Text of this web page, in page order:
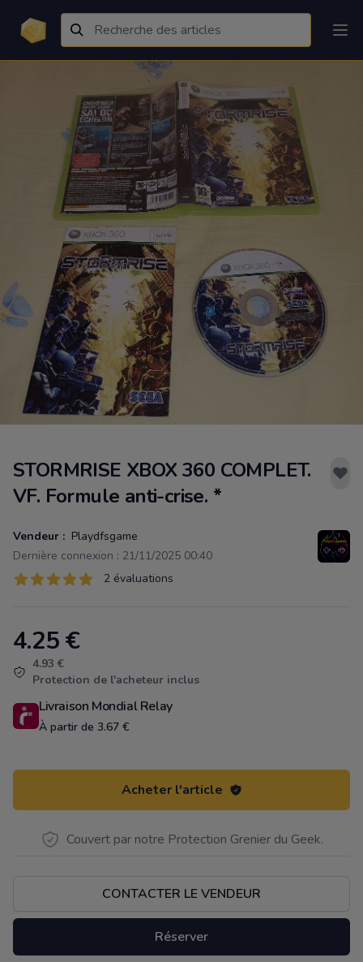
STORMRISE XBOX 360 COMPLET.
VF. Formule anti-crise. *
Vendeur : Playdfsgame
Dernière connexion : 21/11/2025 00:40
Évaluations
2 sur 5 étoiles 2 évaluations
Product information
4.25€
4.93 €
Protection de l'acheteur inclus
Livraison Mondial Relay
À partir de 3.67 €
Acheter l'article
Couvert par notre Protection Grenier du Geek.
CONTACTER LE VENDEUR
Réserver